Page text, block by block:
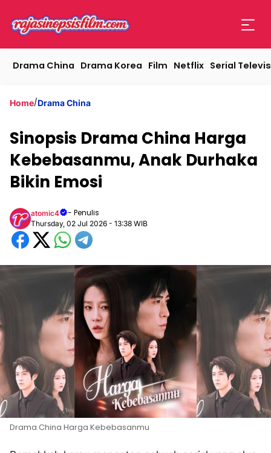
Drama China Drama Korea Film Netflix Serial
Home/Drama China
Sinopsis Drama China Harga
Kebebasanmu, Anak Durhaka
Bikin Emosi
atomic4 - Penulis
Thursday, 02 Jul 2026 - 13:38 WIB
Drama China Harga Kebebasanmu